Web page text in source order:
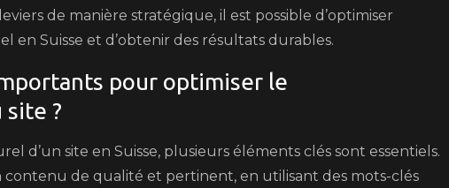
de manière stratégique, il est possible d’optimiser
Suisse et d’obtenir des résultats durables.
pour optimiser le
?
d’un site en Suisse, plusieurs éléments clés sont essentiels.
contenu de qualité et pertinent, en utilisant des mots-clés